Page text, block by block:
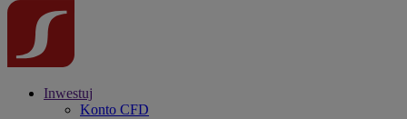
Inwestuj
Konto CFD